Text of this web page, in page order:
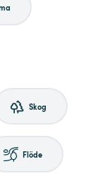
Skog
Flöde